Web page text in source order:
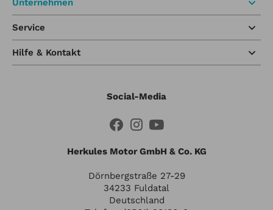
Unternehmen
Service
Hilfe & Kontakt
Social-Media
Herkules Motor GmbH & Co. KG
Dörnbergstraße 27-29
34233 Fuldatal
Deutschland